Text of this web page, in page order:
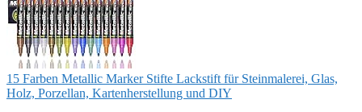
15 Farben Metallic Marker Stifte Lackstift für Steinmalerei, Glas,
Holz, Porzellan, Kartenherstellung und DIY